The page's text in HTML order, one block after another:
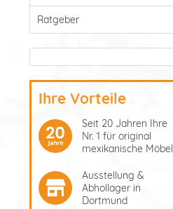
Ratgeber
Ihre Vorteile
Seit 20 Jahren Ihre
Nr. 1 für original
mexikanische Möbel
Ausstellung &
Abhollager in
Dortmund